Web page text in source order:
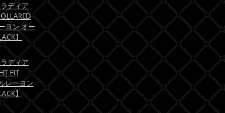
ディア
ヨン オー
】
ディア
FIT
レーヨン
】